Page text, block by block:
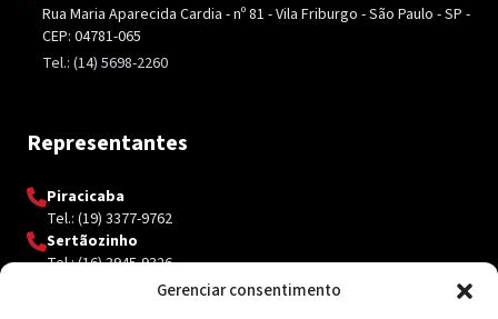
Gerenciar consentimento
Rua Maria Aparecida Cardia - nº 81 - Vila Friburgo - São Paulo - SP -
CEP: 04781-065
Tel.: (14) 5698-2260
Representantes
Piracicaba
Tel.: (19) 3377-9762
Sertãozinho
Tel.: (16) 3945-9326